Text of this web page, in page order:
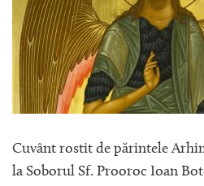
Cuvânt rostit de părintele
la Soborul Sf. Prooroc Ioan